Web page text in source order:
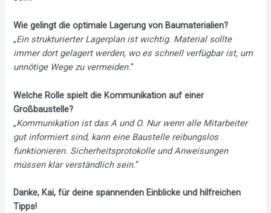
Wie gelingt die optimale Lagerung von Baumaterialien?
„Ein strukturierter Lagerplan ist wichtig. Material sollte
immer dort gelagert werden, wo es schnell verfügbar ist, um
unnötige Wege zu vermeiden.“
Welche Rolle spielt die Kommunikation auf einer
Großbaustelle?
„Kommunikation ist das A und O. Nur wenn alle Mitarbeiter
gut informiert sind, kann eine Baustelle reibungslos
funktionieren. Sicherheitsprotokolle und Anweisungen
müssen klar verständlich sein.“
Danke, Kai, für deine spannenden Einblicke und hilfreichen
Tipps!